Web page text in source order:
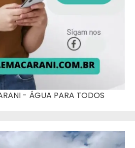
- ÁGUA PARA TODOS